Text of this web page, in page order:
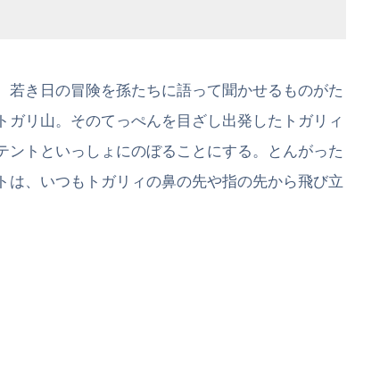
若き日の冒険を孫たちに語って聞かせるものがた
ガリ山。そのてっぺんを目ざし出発したトガリィ
ントといっしょにのぼることにする。とんがった
は、いつもトガリィの鼻の先や指の先から飛び立